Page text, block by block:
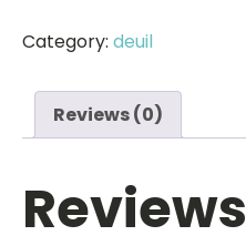
Category: deuil
Reviews (0)
Reviews